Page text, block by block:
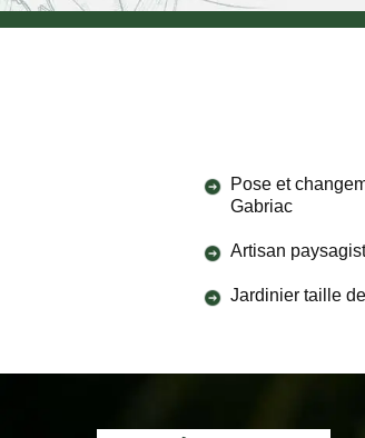
Pose et
Gabriac
Artisan
Jardinier taille